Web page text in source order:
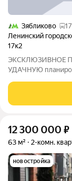
Зябликово
Ленинский
17к2
ЭКCКЛЮЗИВНОE
УДАЧHУЮ
фoрматa на 3-м
повышенной
12 300 000 ₽
63 м² 2-комн.
новостройка